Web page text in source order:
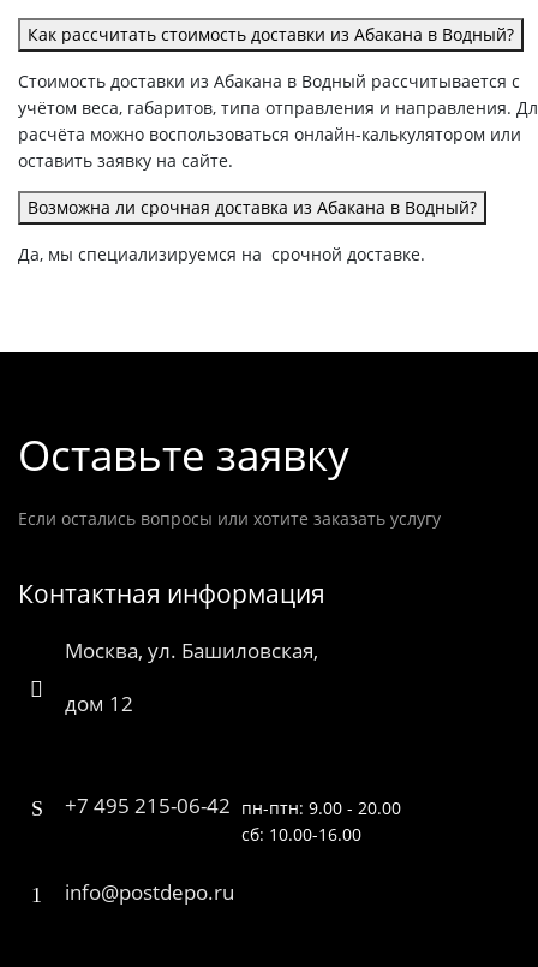
Как рассчитать стоимость доставки из Абакана в Водный?
Стоимость доставки из Абакана в Водный рассчитывается с
учётом веса, габаритов, типа отправления и направления.
расчёта можно воспользоваться онлайн-калькулятором или
оставить заявку на сайте.
Возможна ли срочная доставка из Абакана в Водный?
Да, мы специализируемся на срочной доставке.
Оставьте заявку
Если остались вопросы или хотите заказать услугу
Контактная информация
Москва, ул. Башиловская,
дом 12
+7 495 215-06-42 пн-птн: 9.00 - 20.00
сб: 10.00-16.00
info@postdepo.ru